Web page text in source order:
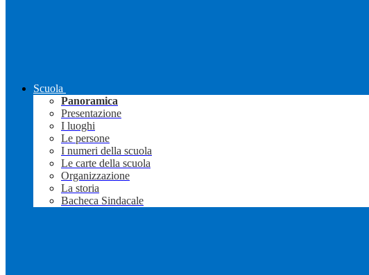
Scuola
Panoramica
Presentazione
I luoghi
Le persone
I numeri della scuola
Le carte della scuola
Organizzazione
La storia
Bacheca Sindacale